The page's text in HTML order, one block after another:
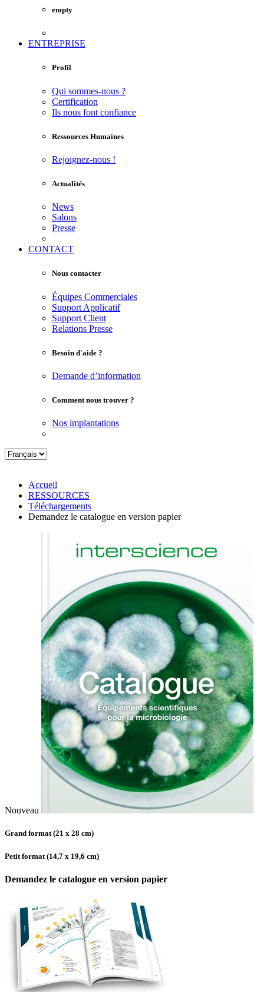
empty
ENTREPRISE
Profil
Qui sommes-nous ?
Certification
Ils nous font confiance
Ressources Humaines
Rejoignez-nous !
Actualités
News
Salons
Presse
CONTACT
Nous contacter
Équipes Commerciales
Support Applicatif
Support Client
Relations Presse
Besoin d'aide ?
Demande d’information
Comment nous trouver ?
Nos implantations
Accueil
RESSOURCES
Téléchargements
Demandez le catalogue en version papier
Nouveau
Grand format (21 x 28 cm)
Petit format (14,7 x 19,6 cm)
Demandez le catalogue en version papier